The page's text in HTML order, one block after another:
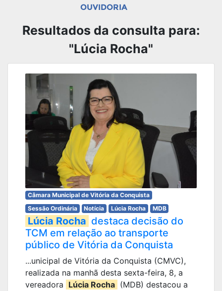
OUVIDORIA
Resultados da consulta para:
"Lúcia Rocha"
Câmara Municipal de Vitória da Conquista
Sessão Ordinária
Notícia Lúcia Rocha MDB
Lúcia Rocha destaca decisão do
TCM em relação ao transporte
público de Vitória da Conquista
...unicipal de Vitória da Conquista (CMVC),
realizada na manhã desta sexta-feira, 8, a
vereadora Lúcia Rocha (MDB) destacou a